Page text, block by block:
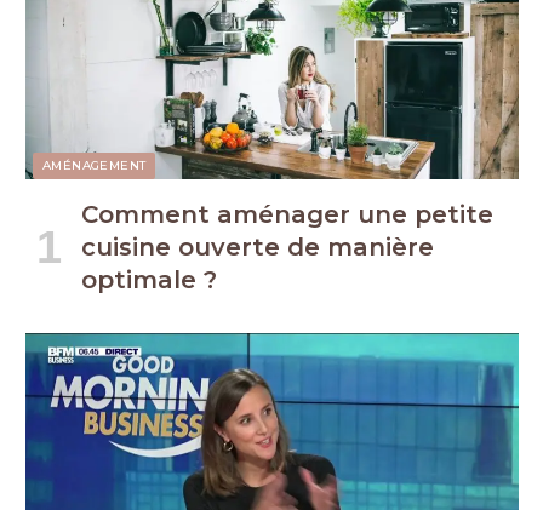
AMÉNAGEMENT
Comment aménager une petite
cuisine ouverte de manière
optimale ?